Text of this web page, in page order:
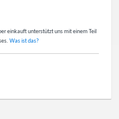
einkauft unterstützt uns mit einem Teil
Was ist das?